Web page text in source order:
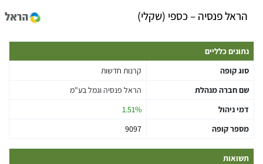
הראל פנסיה – כספי (שקלי)
נתונים כלליים
סוג קופה
קרנות חדשות
שם חברה מנהלת
הראל פנסיה וגמל בע"מ
דמי ניהול
1.51%
מספר קופה
9097
תשואות